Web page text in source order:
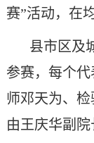
赛”活动，在
县市区及
参赛，每个
师邓天为、检
由王庆华副院